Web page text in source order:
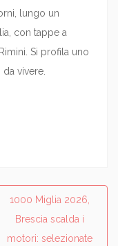
lungo un
con tappe a
Si profila uno
vivere.
1000 Miglia 2026,
Brescia scalda i
motori: selezionate